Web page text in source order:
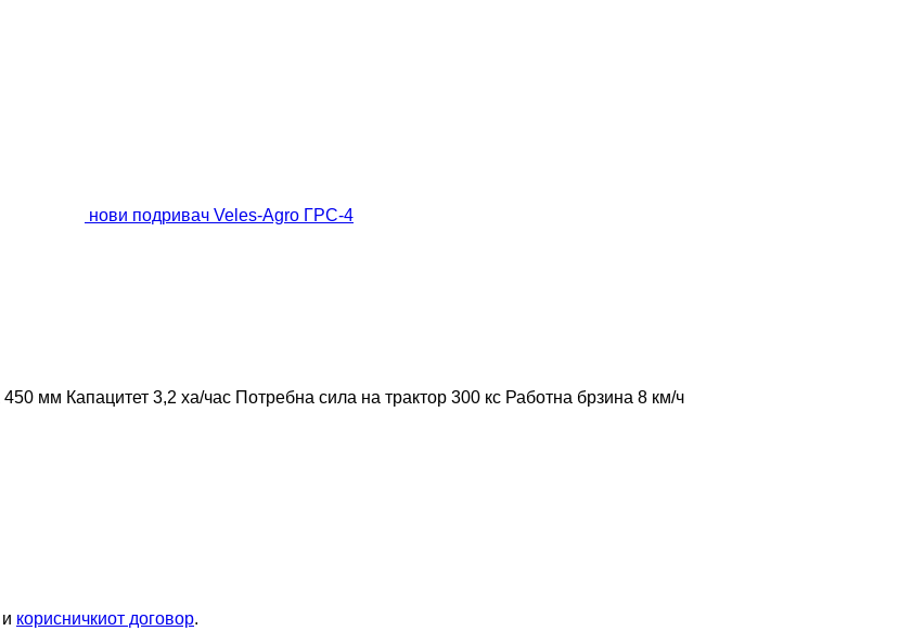
нови подривач Veles-Agro ГРС-4
450 мм Капацитет 3,2 ха/час Потребна сила на трактор 300 кс Работна брзина 8 км/ч
и корисничкиот договор.